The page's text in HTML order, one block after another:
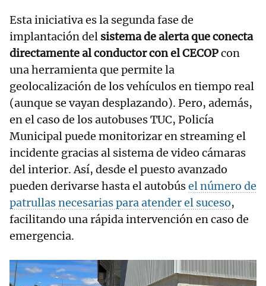
Esta iniciativa es la segunda fase de
implantación del sistema de alerta que conecta
directamente al conductor con el CECOPcon
una herramienta que permite la
geolocalización de los vehículos en tiempo real
(aunque se vayan desplazando). Pero, además,
en el caso de los autobuses TUC, Policía
Municipal puede monitorizar en streaming el
incidente gracias al sistema de video cámaras
del interior. Así, desde el puesto avanzado
pueden derivarse hasta el autobúsel número de
patrullas necesarias para atender el suceso,
facilitando una rápida intervención en caso de
emergencia.